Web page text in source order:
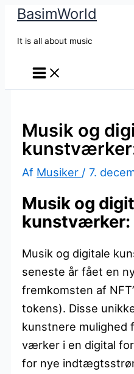
BasimWorld
It is all about music
Musik og
kunstværker:
Af Musiker /7.
Musik og
kunstværker:
Musik og digitale
seneste år fået en
fremkomsten af
tokens). Disse
kunstnere mulighed
værker i en digital
for nye